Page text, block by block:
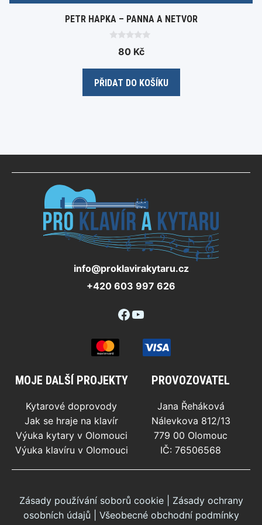
PETR HAPKA – PANNA A NETVOR
t
f
80 Kč
PŘIDAT DO KOŠÍKU
info@proklavirakytaru.cz
+420 603 997 626
Facebook
YouTube
MOJE DALŠÍ PROJEKTY
Kytarové doprovody
Jak se hraje na klavír
Výuka kytary v Olomouci
Výuka klavíru v Olomouci
PROVOZOVATEL
Jana Řeháková
Nálevkova 812/13
779 00 Olomouc
IČ: 76506568
Zásady používání soborů cookie| Zásady ochrany
osobních údajů
Všeobecné obchodní podmínky